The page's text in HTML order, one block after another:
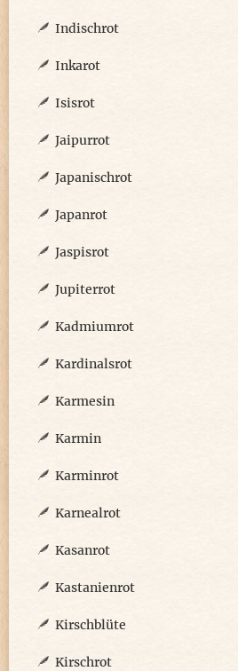
Indischrot
Inkarot
Isisrot
Jaipurrot
Japanischrot
Japanrot
Jaspisrot
Jupiterrot
Kadmiumrot
Kardinalsrot
Karmesin
Karmin
Karminrot
Karnealrot
Kasanrot
Kastanienrot
Kirschblüte
Kirschrot